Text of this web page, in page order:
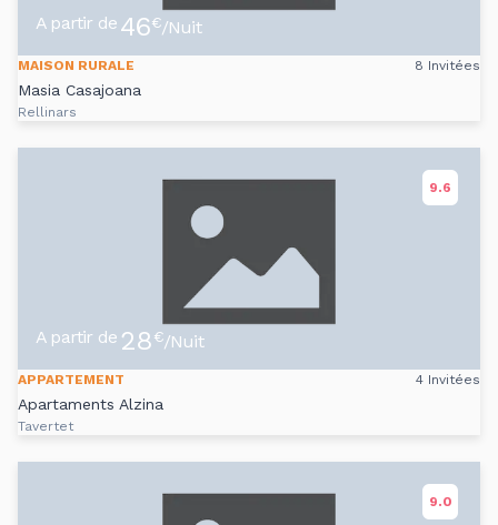
A partir de 46€/Nuit
MAISON RURALE 8 Invitées
Masia Casajoana
Rellinars
9.6
A partir de 28€/Nuit
APPARTEMENT 4 Invitées
Apartaments Alzina
Tavertet
9.0